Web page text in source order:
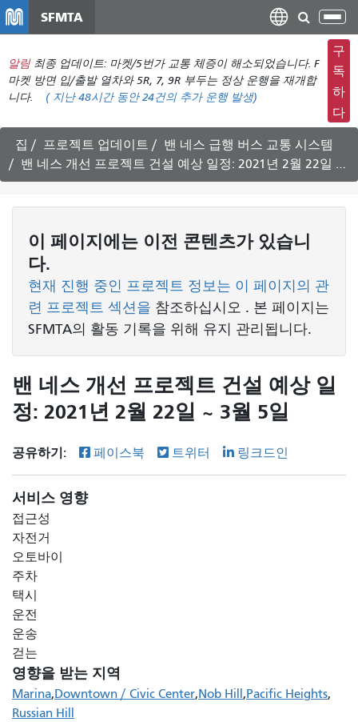
텐
츠
로
건
너
뛰
기
SFMTA
탐
색
메
뉴
전
환
알림 최종 업데이트: 마켓/5번가 교통 체증이 해소되었습니다. F
마켓 방면 입/출발 열차와 5R, 7, 9R 부두는 정상 운행을 재개합
니다.
( 지난 48시간 동안24건의 추가 운행 발생)
구
독
하
다
집 프로젝트 업데이트
밴 네스 급행 버스 교통 시스템
밴 네스 개선 프로젝트 건설 예상 일정: 2021년 2월 22일 ~ 3월 5일
이 페이지에는 이전 콘텐츠가 있습니
다.
현재 진행 중인 프로젝트 정보는 이 페이지의 관
련 프로젝트 섹션을 참조하십시오 . 본 페이지는
SFMTA의 활동 기록을 위해 유지 관리됩니다.
밴 네스 개선 프로젝트 건설 예상 일
정: 2021년 2월 22일 ~ 3월 5일
공유하기: 페이스북 트위터 링크드인
서비스 영향
접근성
자전거
오토바이
주차
택시
운전
운송
걷는
영향을 받는 지역
Marina Downtown / Civic Center Nob Hill
Pacific Heights
Russian Hill